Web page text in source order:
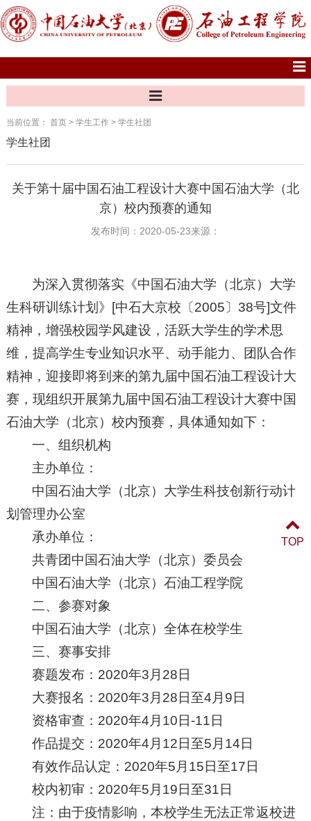
当前位置： 首页> 学生工作> 学生社团
学生社团
关于第十届中国石油工程设计大赛中国石油大学（北
京）校内预赛的通知
发布时间：2020-05-23来源：
为深入贯彻落实《中国石油大学（北京）大学
生科研训练计划》[中石大京校〔2005〕38号]文件
精神，增强校园学风建设，活跃大学生的学术思
维，提高学生专业知识水平、动手能力、团队合作
精神，迎接即将到来的第九届中国石油工程设计大
赛，现组织开展第九届中国石油工程设计大赛中国
石油大学（北京）校内预赛，具体通知如下：
一、组织机构
主办单位：
中国石油大学（北京）大学生科技创新行动计
划管理办公室
承办单位：
共青团中国石油大学（北京）委员会
中国石油大学（北京）石油工程学院
二、参赛对象
中国石油大学（北京）全体在校学生
三、赛事安排
赛题发布：2020年3月28日
大赛报名：2020年3月28日至4月9日
资格审查：2020年4月10日-11日
作品提交：2020年4月12日至5月14日
有效作品认定：2020年5月15日至17日
校内初审：2020年5月19日至31日
注：由于疫情影响，本校学生无法正常返校进
TOP